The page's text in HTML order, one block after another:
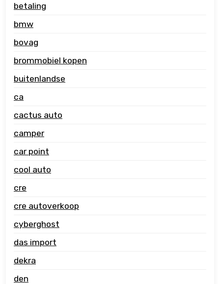
betaling
bmw
bovag
brommobiel kopen
buitenlandse
ca
cactus auto
camper
car point
cool auto
cre
cre autoverkoop
cyberghost
das import
dekra
den